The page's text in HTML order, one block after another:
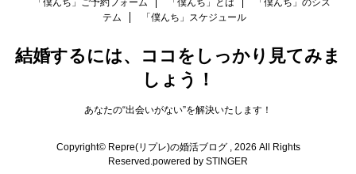
テム
「僕んち」スケジュール
結婚するには、ココをしっかり見てみま
しょう！
あなたの“出会いがない”を解決いたします！
Copyright© Repre(リプレ)の婚活ブログ , 2026 All Rights
Reserved. powered by STINGER